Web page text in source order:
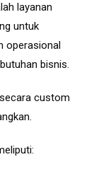
layanan
untuk
operasional
bisnis.
custom